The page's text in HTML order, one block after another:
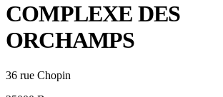
COMPLEXE DES
ORCHAMPS
36 rue Chopin